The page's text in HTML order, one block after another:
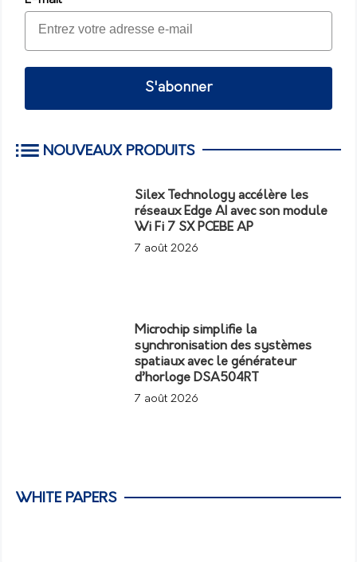
S'abonner
NOUVEAUX PRODUITS
Silex Technology accélère les
réseaux Edge AI avec son module
Wi Fi 7 SX PCEBE AP
7 août 2026
Microchip simplifie la
synchronisation des systèmes
spatiaux avec le générateur
d’horloge DSA504RT
7 août 2026
WHITE PAPERS